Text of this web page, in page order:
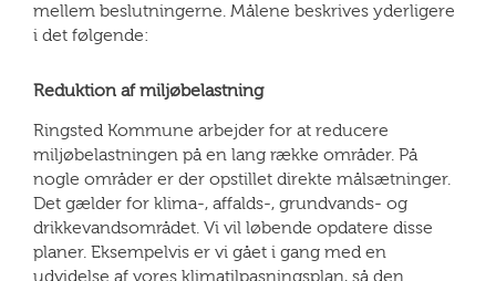
mellem beslutningerne. Målene beskrives yderligere
i det følgende:
Reduktion af miljøbelastning
Ringsted Kommune arbejder for at reducere
miljøbelastningen på en lang række områder. På
nogle områder er der opstillet direkte målsætninger.
Det gælder for klima-, affalds-, grundvands- og
drikkevandsområdet. Vi vil løbende opdatere disse
planer. Eksempelvis er vi gået i gang med en
udvidelse af vores klimatilpasningsplan, så den